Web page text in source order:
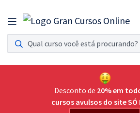
Assinatura Ilimitada 11
Acesso a todos os cursos. Teste grátis por 7 dias!
Assinatura OAB Até Passar
Acesso ilimitado a toda preparação para o Exame da
Desconto de 20% em
cursos avulsos do site SÓ